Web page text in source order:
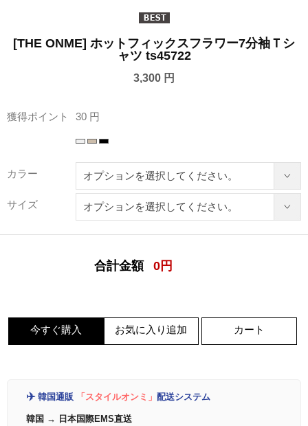
[THE ONME] ホットフィックスフラワー7分袖Ｔシ
ャツ ts45722
3,300 円
獲得ポイント 30 円
カラー
サイズ
合計金額 0 円
今すぐ購入 お気に入り追加 カート
✈️ 韓国通販 「スタイルオンミ」 配送システム
韓国 → 日本国際EMS直送